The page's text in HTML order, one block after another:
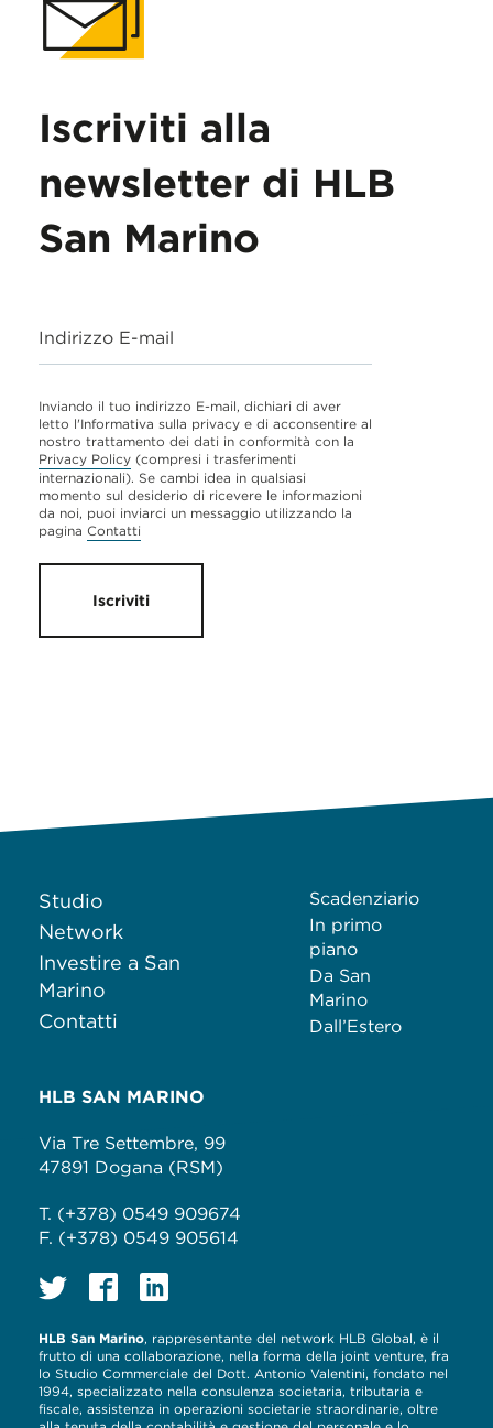
Iscriviti alla
newsletter di HLB
San Marino
Indirizzo E-mail
Inviando il tuo indirizzo E-mail, dichiari di aver
letto l'Informativa sulla privacy e di acconsentire al
nostro trattamento dei dati in conformità con la
Privacy Policy (compresi i trasferimenti
internazionali). Se cambi idea in qualsiasi
momento sul desiderio di ricevere le informazioni
da noi, puoi inviarci un messaggio utilizzando la
pagina Contatti
Iscriviti
Studio
Network
Investire a San
Marino
Contatti
Scadenziario
In primo
piano
Da San
Marino
Dall’Estero
HLB SAN MARINO
Via Tre Settembre, 99
47891 Dogana (RSM)
T. (+378) 0549 909674
F. (+378) 0549 905614
HLB San Marino, rappresentante del network HLB Global, è il
frutto di una collaborazione, nella forma della joint venture, fra
lo Studio Commerciale del Dott. Antonio Valentini, fondato nel
1994, specializzato nella consulenza societaria, tributaria e
fiscale, assistenza in operazioni societarie straordinarie, oltre